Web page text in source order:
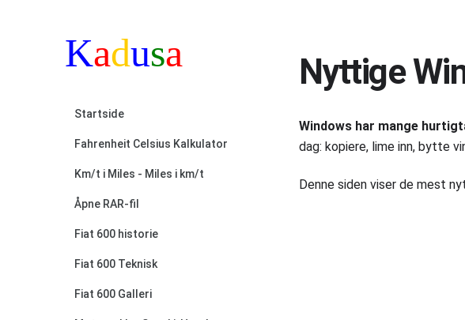
Startside
Fahrenheit Celsius Kalkulator
Km/t i Miles - Miles i km/t
Åpne RAR-fil
Fiat 600 historie
Fiat 600 Teknisk
Fiat 600 Galleri
Nyttige
Windows har mange
dag: kopiere, lime inn, bytte
Denne siden viser de mest